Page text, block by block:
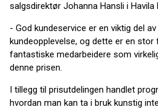
salgsdirektør Johanna Hansli i Havila
- God kundeservice er en viktig del
kundeopplevelse, og dette er en
fantastiske medarbeidere som
denne prisen.
I tillegg til prisutdelingen handlet
hvordan man kan ta i bruk kunstig